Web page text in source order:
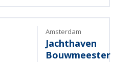
Amsterdam
Jachthaven
Bouwmeester